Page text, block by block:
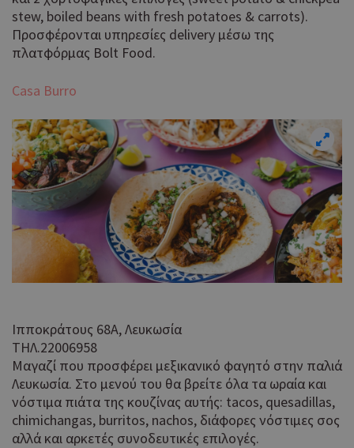
stew, boiled beans with fresh potatoes & carrots).
Προσφέρονται υπηρεσίες delivery μέσω της
πλατφόρμας Bolt Food.
Casa Burro
Ιπποκράτους 68Α, Λευκωσία
ΤΗΛ.22006958
Μαγαζί που προσφέρει μεξικανικό φαγητό στην παλιά
Λευκωσία. Στο μενού του θα βρείτε όλα τα ωραία και
νόστιμα πιάτα της κουζίνας αυτής: tacos, quesadillas,
chimichangas, burritos, nachos, διάφορες νόστιμες σος
αλλά και αρκετές συνοδευτικές επιλογές.